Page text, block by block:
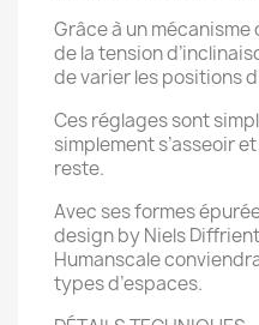
Grâce à un
de la tension
de varier les positions
Ces réglages sont
simplement s’asseoir
reste.
Avec ses formes
design by Niels
Humanscale
types d’espaces.